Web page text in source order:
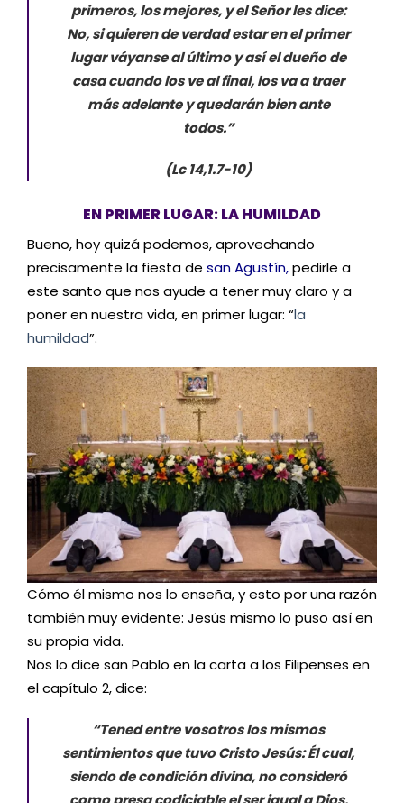
primeros, los mejores, y el Señor les dice:
No, si quieren de verdad estar en el primer
lugar váyanse al último y así el dueño de
casa cuando los ve al final, los va a traer
más adelante y quedarán bien ante
todos.”
(Lc 14,1.7-10)
EN PRIMER LUGAR: LA HUMILDAD
Bueno, hoy quizá podemos, aprovechando
precisamente la fiesta de san Agustín,pedirle a
este santo que nos ayude a tener muy claro y a
poner en nuestra vida, en primer lugar: “la
humildad”.
Cómo él mismo nos lo enseña, y esto por una razón
también muy evidente: Jesús mismo lo puso así en
su propia vida.
Nos lo dice san Pablo en la carta a los Filipenses en
el capítulo 2, dice:
“Tened entre vosotros los mismos
sentimientos que tuvo Cristo Jesús: Él cual,
siendo de condición divina, no consideró